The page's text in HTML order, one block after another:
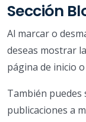
Sección
Al marcar o
deseas mostrar
página de inicio
También puedes
publicaciones a